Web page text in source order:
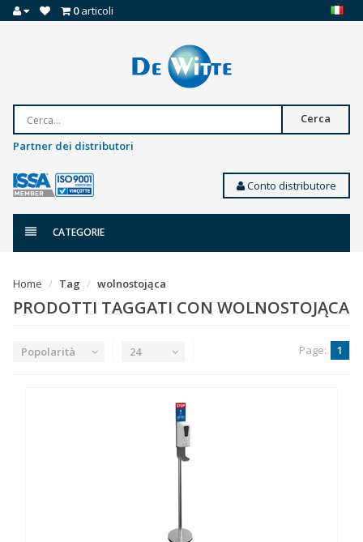
0articoli
Cerca
Partner dei distributori
Conto distributore
CATEGORIE
Home Tag wolnostojąca
PRODOTTI TAGGATI CON WOLNOSTOJĄCA
Popolarità 24 Page: 1